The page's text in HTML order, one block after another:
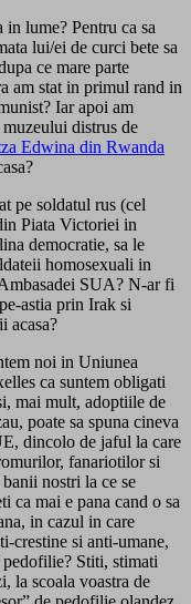
lume? Pentru ca sa
lui/ei de curci bete sa
ce mare parte
am stat in primul rand in
Iar apoi am
distrus de
Edwina din Rwanda
pe soldatul rus (cel
Piata Victoriei in
democratie, sa le
homosexuali in
SUA? N-ar fi
astia prin Irak si
acasa?
noi in Uniunea
ca suntem obligati
mai mult, adoptiile de
poate sa spuna cineva
dincolo de jaful la care
fanariotilor si
nostri la ce se
ca mai e pana cand o sa
in cazul in care
crestine si anti-umane,
Stiti, stimati
la scoala voastra de